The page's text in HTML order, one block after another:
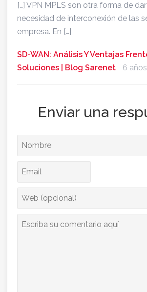
[…] VPN MPLS son otra forma de
necesidad de interconexión de las
empresa. En […]
SD-WAN: Análisis Y Ventajas
Soluciones | Blog Sarenet
6
Enviar una